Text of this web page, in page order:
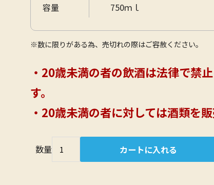
容量
750ｍｌ
※数に限りがある為、売切れの際はご容赦ください。
・20歳未満の者の飲酒は法律で禁
す。
・20歳未満の者に対しては酒類を販
数量